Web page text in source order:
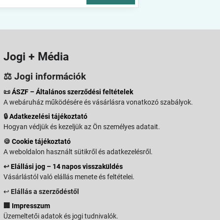
Jogi + Média
⚖️ Jogi információk
📜ÁSZF – Általános szerződési feltételek
A webáruház működésére és vásárlásra vonatkozó szabályok.
🔒Adatkezelési tájékoztató
Hogyan védjük és kezeljük az Ön személyes adatait.
🍪Cookie tájékoztató
A weboldalon használt sütikről és adatkezelésről.
↩️Elállási jog – 14 napos visszaküldés
Vásárlástól való elállás menete és feltételei.
↩️ Elállás a szerződéstől
🏢 Impresszum
Üzemeltetői adatok és jogi tudnivalók.